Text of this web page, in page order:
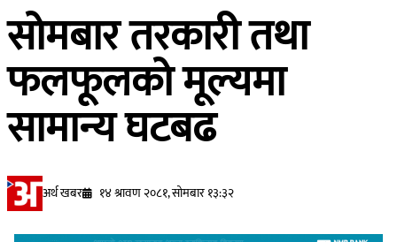
सोमबार तरकारी तथा
फलफूलको मूल्यमा
सामान्य घटबढ
अर्थ खबर १४ श्रावण २०८१, सोमबार १३:३२